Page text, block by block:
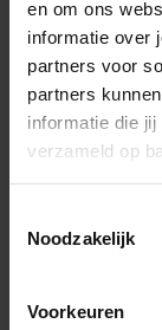
en om ons
informatie over
partners voor
partners
informatie die
verzameld op
Noodzakelijk
Voorkeuren
Real time